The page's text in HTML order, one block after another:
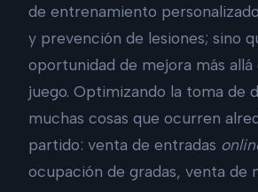
de entrenamiento
y prevención de lesiones; sino
oportunidad de mejora más
juego. Optimizando la toma de
muchas cosas que ocurren
partido: venta de entradas
ocupación de gradas, venta de